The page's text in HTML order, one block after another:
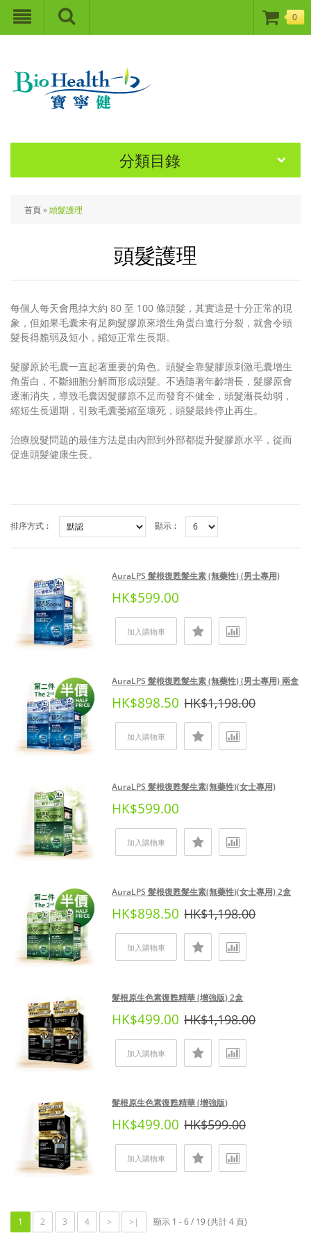
0
分類目錄
首頁»頭髮護理
頭髮護理
每個人每天會甩掉大約 80 至 100 條頭髮，其實這是十分正常的現
象，但如果毛囊未有足夠髮膠原來增生角蛋白進行分裂，就會令頭
髮長得脆弱及短小，縮短正常生長期。
髮膠原於毛囊一直起著重要的角色。頭髮全靠髮膠原刺激毛囊增生
角蛋白，不斷細胞分解而形成頭髮。不過隨著年齡增長，髮膠原會
逐漸消失，導致毛囊因髮膠原不足而發育不健全，頭髮漸長幼弱，
縮短生長週期，引致毛囊萎縮至壞死，頭髮最終停止再生。
治療脫髮問題的最佳方法是由內部到外部都提升髮膠原水平，從而
促進頭髮健康生長。
排序方式︰ 顯示︰
AuraLPS 髮根復甦髮生素 (無藥性) (男士專用)
HK$599.00
加入購物車
AuraLPS 髮根復甦髮生素 (無藥性) (男士專用) 兩盒
HK$898.50 HK$1,198.00
加入購物車
AuraLPS 髮根復甦髮生素(無藥性)(女士專用)
HK$599.00
加入購物車
AuraLPS 髮根復甦髮生素(無藥性)(女士專用) 2盒
HK$898.50 HK$1,198.00
加入購物車
髮根原生色素復甦精華 (增強版) 2盒
HK$499.00 HK$1,198.00
加入購物車
髮根原生色素復甦精華 (增強版)
HK$499.00 HK$599.00
加入購物車
1 2 3 4 > >| 顯示 1 - 6 / 19 (共計 4 頁)